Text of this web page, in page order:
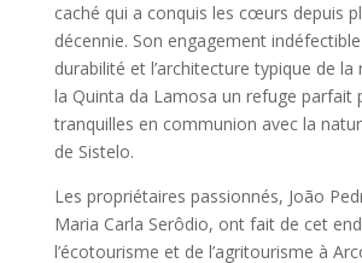
caché qui a conquis les cœurs depuis
décennie. Son engagement
durabilité et l’architecture typique de
la Quinta da Lamosa un refuge parfait
tranquilles en communion avec la
de Sistelo.
Les propriétaires passionnés, João
Maria Carla Serôdio, ont fait de cet
l’écotourisme et de l’agritourisme à